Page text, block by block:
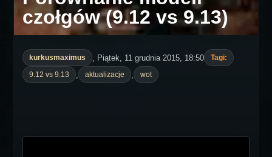
czołgów (9.12 vs 9.13)
kurkusmaximus , Piątek, 11 grudnia 2015, 18:50
Tagi:
9.12 vs 9.13
aktualizacje wot